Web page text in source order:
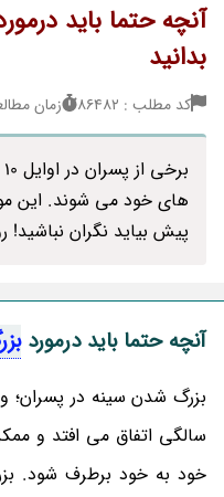
آنچه حتما باید
بدانید
کد مطلب : 86482 زمان مطالعه :
های خود می شوند. این
پیش بیاید نگران
آنچه حتما باید درمورد
بزرگ شدن سینه در پسران؛
سالگی اتفاق می افتد و
خود به خود برطرف شود.